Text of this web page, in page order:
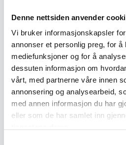
Denne nettsiden anvender
Vi bruker informasjonskapsler
annonser et personlig preg, for å
mediefunksjoner og for å
dessuten informasjon om
vårt, med partnerne våre innen
annonsering og analysearbeid,
med annen informasjon du har
eller som de har samlet inn
Montane
Montane Mens Protium
Jacket Herre
1.099,-